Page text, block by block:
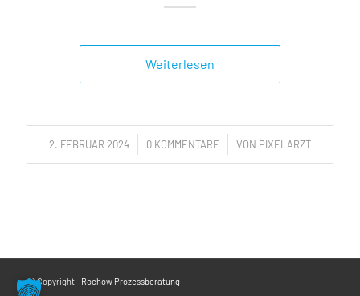
Weiterlesen
2. FEBRUAR 2024
/ 0 KOMMENTARE
/ VON PIXELARZT
© Copyright - Rochow Prozessberatung